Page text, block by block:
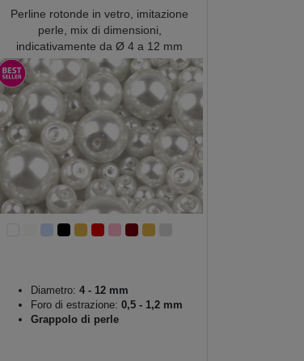
Perline rotonde in vetro, imitazione
perle, mix di dimensioni,
indicativamente da Ø 4 a 12 mm
200454
Diametro: 4 - 12 mm
Foro di estrazione: 0,5 - 1,2 mm
Grappolo di perle